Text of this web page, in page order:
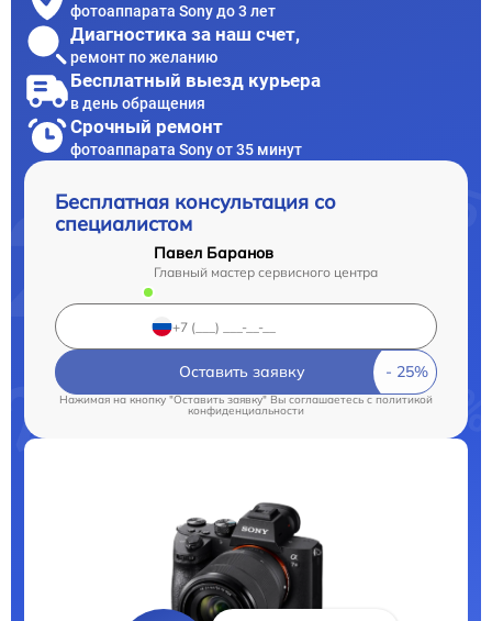
фотоаппарата Sony до 3 лет
Диагностика за наш счет,
ремонт по желанию
Бесплатный выезд курьера
в день обращения
Срочный ремонт
фотоаппарата Sony от 35 минут
Бесплатная консультация со
специалистом
Павел Баранов
Главный мастер сервисного центра
Оставить заявку
Нажимая на кнопку "Оставить заявку" Вы соглашаетесь c политикой
конфиденциальности